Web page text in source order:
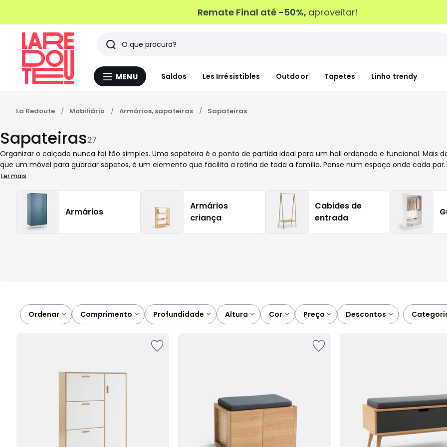
Remate Final até -50%, aproveitar!
Menu
MENU Saldos Les Irrésistibles Outdoor Tapetes Linho trendy
Pesquisar
Últimos
artigos
vistos
La Redoute Mobiliário Armários, sapateiras Sapateiras
Sapateiras27
Organizar o calçado nunca foi tão simples. Uma sapateira é o ponto de partida ideal para um hall ordenado e funcional. Mais
que um móvel para guardar sapatos, é um elemento que facilita a rotina de toda a família. Pense num espaço onde cada par
tem o seu lugar, protegido e sempre à mão o verdadeiro antídoto para as manhãs apressadas. Disponível em diferentes
gavetas ou portas, as sapateiras da La Redoute respondem a todas as necessidades de arrumação, ajudando a manter a casa
impecável sem esforço. Quer prefira um toque natural de carvalho ou linhas minimalistas em branco, encontrará a solução
certa para complementar a decoração existente. Compare dimensões, número de compartimentos e funções adicionais para
escolher a opção mais prática e confortável para si. O resultado é um ambiente harmonioso onde tudo flui com elegância e
Ler mais
Armários
Armários
criança
Cabides de
entrada
Ordenar
comprimento profundidade altura cor preço descontos